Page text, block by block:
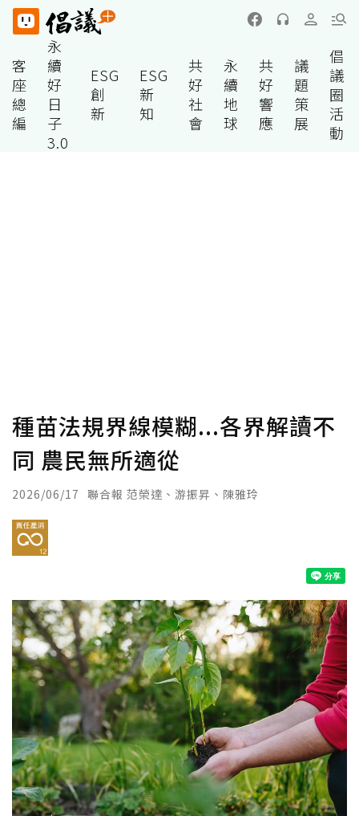
客
座
總
編
永
續
好
日
子
3.0
ESG
創
新
ESG
新
知
共
好
社
會
永
續
地
球
共
好
響
應
議
題
策
展
倡
議
圈
活
動
種苗法規界線模糊...各界解讀不
同 農民無所適從
2026/06/17 聯合報 范榮達、游振昇、陳雅玲